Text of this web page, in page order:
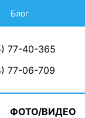
Блог
77-40-365
77-06-709
ФОТО/ВИДЕО